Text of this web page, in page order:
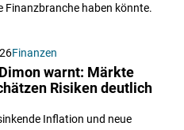
Finanzbranche haben könnte.
Finanzen
warnt: Märkte
Risiken deutlich
Inflation und neue